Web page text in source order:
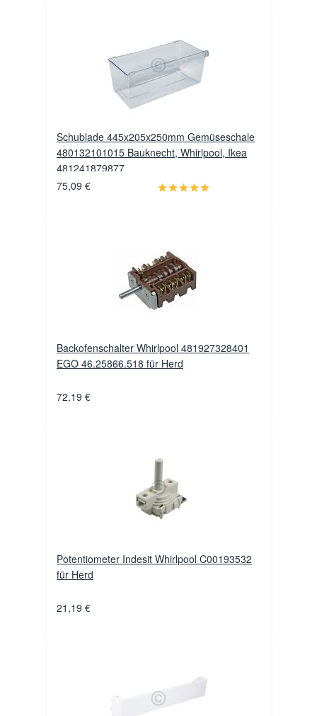
Schublade 445x205x250mm Gemüseschale
480132101015 Bauknecht, Whirlpool, Ikea
481241879877
75,09 €
Backofenschalter Whirlpool 481927328401
EGO 46.25866.518 für Herd
72,19 €
Potentiometer Indesit Whirlpool C00193532
für Herd
21,19 €